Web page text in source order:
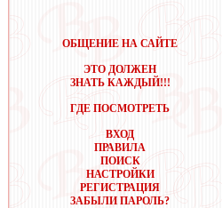
ОБЩЕНИЕ НА САЙТЕ
ЭТО ДОЛЖЕН
ЗНАТЬ КАЖДЫЙ!!!
ГДЕ ПОСМОТРЕТЬ
ВХОД
ПРАВИЛА
ПОИСК
НАСТРОЙКИ
РЕГИСТРАЦИЯ
ЗАБЫЛИ ПАРОЛЬ?